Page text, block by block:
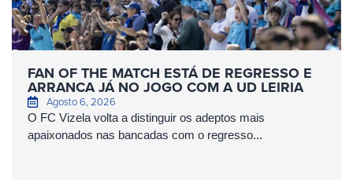
FAN OF THE MATCH ESTÁ DE REGRESSO E
ARRANCA JÁ NO JOGO COM A UD LEIRIA
Agosto 6, 2026
O FC Vizela volta a distinguir os adeptos mais
apaixonados nas bancadas com o regresso...